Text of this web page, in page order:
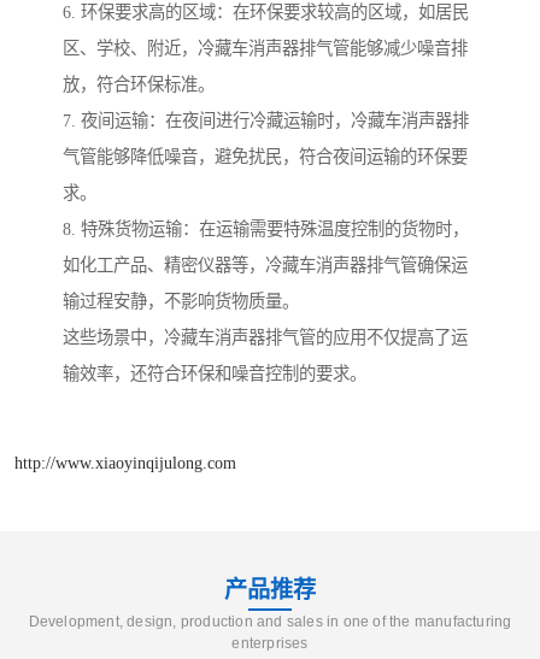
6. 环保要求高的区域：在环保要求较高的区域，如居民
区、学校、附近，冷藏车消声器排气管能够减少噪音排
放，符合环保标准。
7. 夜间运输：在夜间进行冷藏运输时，冷藏车消声器排
气管能够降低噪音，避免扰民，符合夜间运输的环保要
求。
8. 特殊货物运输：在运输需要特殊温度控制的货物时，
如化工产品、精密仪器等，冷藏车消声器排气管确保运
输过程安静，不影响货物质量。
这些场景中，冷藏车消声器排气管的应用不仅提高了运
输效率，还符合环保和噪音控制的要求。
http://www.xiaoyinqijulong.com
产品推荐
Development, design, production and sales in one of the manufacturing
enterprises